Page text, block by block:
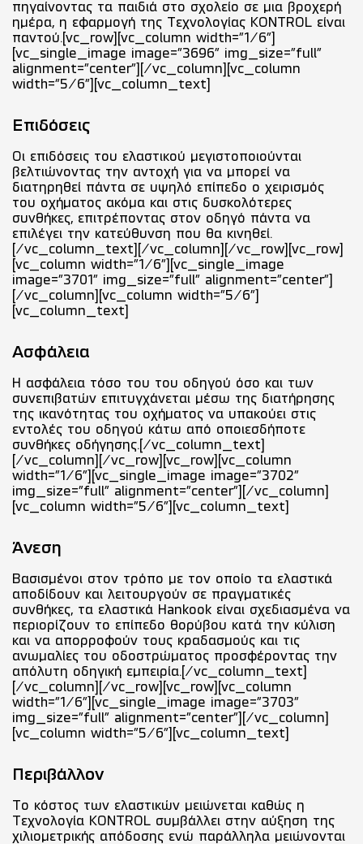
πηγαίνοντας τα παιδιά στο σχολείο σε μια βροχερή
ημέρα, η εφαρμογή της Τεχνολογίας KONTROL είναι
παντού.[vc_row][vc_column width="1/6"]
[vc_single_image image="3696" img_size="full"
alignment="center"][/vc_column][vc_column
width="5/6"][vc_column_text]
Επιδόσεις
Οι επιδόσεις του ελαστικού μεγιστοποιούνται
βελτιώνοντας την αντοχή για να μπορεί να
διατηρηθεί πάντα σε υψηλό επίπεδο ο χειρισμός
του οχήματος ακόμα και στις δυσκολότερες
συνθήκες, επιτρέποντας στον οδηγό πάντα να
επιλέγει την κατεύθυνση που θα κινηθεί.
[/vc_column_text][/vc_column][/vc_row][vc_row]
[vc_column width="1/6"][vc_single_image
image="3701" img_size="full" alignment="center"]
[/vc_column][vc_column width="5/6"]
[vc_column_text]
Ασφάλεια
Η ασφάλεια τόσο του του οδηγού όσο και των
συνεπιβατών επιτυγχάνεται μέσω της διατήρησης
της ικανότητας του οχήματος να υπακούει στις
εντολές του οδηγού κάτω από οποιεσδήποτε
συνθήκες οδήγησης.[/vc_column_text]
[/vc_column][/vc_row][vc_row][vc_column
width="1/6"][vc_single_image image="3702"
img_size="full" alignment="center"][/vc_column]
[vc_column width="5/6"][vc_column_text]
Άνεση
Βασισμένοι στον τρόπο με τον οποίο τα ελαστικά
αποδίδουν και λειτουργούν σε πραγματικές
συνθήκες, τα ελαστικά Hankook είναι σχεδιασμένα να
περιορίζουν το επίπεδο θορύβου κατά την κύλιση
και να απορροφούν τους κραδασμούς και τις
ανωμαλίες του οδοστρώματος προσφέροντας την
απόλυτη οδηγική εμπειρία.[/vc_column_text]
[/vc_column][/vc_row][vc_row][vc_column
width="1/6"][vc_single_image image="3703"
img_size="full" alignment="center"][/vc_column]
[vc_column width="5/6"][vc_column_text]
Περιβάλλον
Το κόστος των ελαστικών μειώνεται καθώς η
Τεχνολογία KONTROL συμβάλλει στην αύξηση της
χιλιομετρικής απόδοσης ενώ παράλληλα μειώνονται